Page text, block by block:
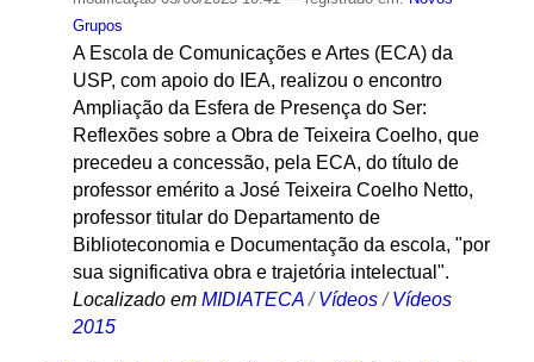
Grupos
A Escola de Comunicações e Artes (ECA) da
USP, com apoio do IEA, realizou o encontro
Ampliação da Esfera de Presença do Ser:
Reflexões sobre a Obra de Teixeira Coelho, que
precedeu a concessão, pela ECA, do título de
professor emérito a José Teixeira Coelho Netto,
professor titular do Departamento de
Biblioteconomia e Documentação da escola, "por
sua significativa obra e trajetória intelectual".
Localizado em MIDIATECA /Vídeos /Vídeos
2015